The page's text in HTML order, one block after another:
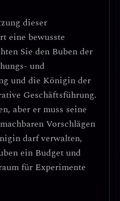
dieser
eine bewusste
Sie den Buben der
und
und die Königin der
Geschäftsführung.
aber er muss seine
Vorschlägen
darf verwalten,
ein Budget und
für Experimente